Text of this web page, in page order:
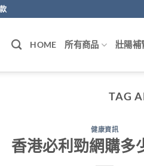
HOME 所有商品 壯陽補
TAG
健康資訊
香港必利勁網購多